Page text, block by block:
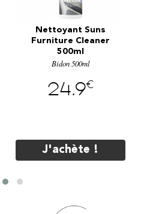
Nettoyant Suns
Furniture Cleaner
500ml
Bidon 500ml
24.9€
J'achète !